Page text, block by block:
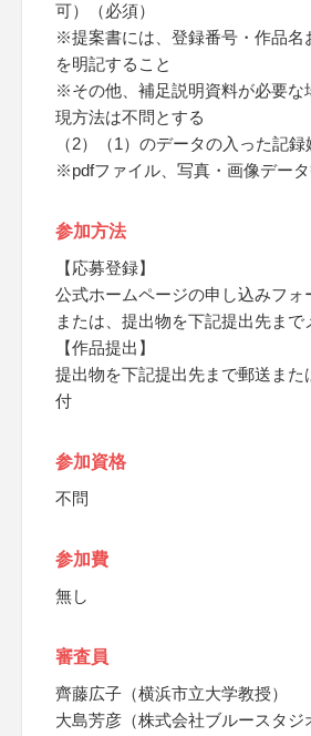
可）（必須）
※提案書には、登録番号・作品名
を明記すること
※その他、補足説明資料が必要な
現方法は不問とする
（2）（1）のデータの入った記録
※pdfファイル、写真・画像デー
参加方法
【応募登録】
公式ホームページの申し込みフォ
または、提出物を下記提出先まで
【作品提出】
提出物を下記提出先まで郵送また
付
参加資格
不問
参加費
無し
審査員
齊藤広子（横浜市立大学教授）
大島芳彦（株式会社ブルースタジ